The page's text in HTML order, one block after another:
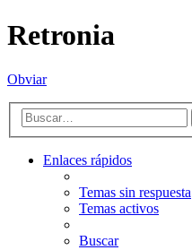
Retronia
Obviar
Enlaces rápidos
Temas sin respuesta
Temas activos
Buscar